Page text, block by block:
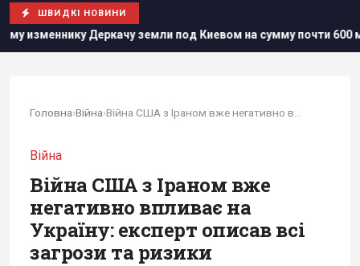
ШВИДКІ НОВИНИ
Киевом на сумму почти 600 млн грн Трамп заявив
Головна›Війна›
Війна
Війна США з Іраном вже
негативно впливає на
Україну: експерт описав всі
загрози та ризики